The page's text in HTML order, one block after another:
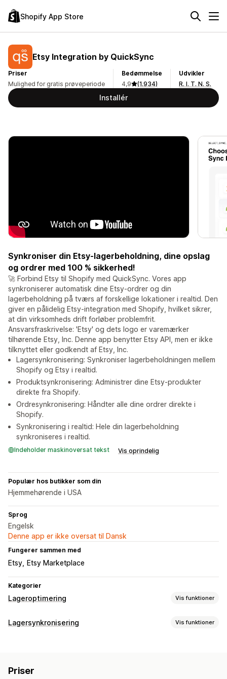
Shopify App Store
Etsy Integration by QuickSync
Priser
Mulighed for gratis prøveperiode
Bedømmelse
4,9
(1.934)
Udvikler
R. I. T. N. S.
Installér
Synkroniser din Etsy-lagerbeholdning, dine opslag
og ordrer med 100 % sikkerhed!
🚀 Forbind Etsy til Shopify med QuickSync. Vores app
synkroniserer automatisk dine Etsy-ordrer og din
lagerbeholdning på tværs af forskellige lokationer i realtid. Den
giver en pålidelig Etsy-integration med Shopify, hvilket sikrer,
at din virksomheds drift forløber problemfrit.
Ansvarsfraskrivelse: 'Etsy' og dets logo er varemærker
tilhørende Etsy, Inc. Denne app benytter Etsy API, men er ikke
tilknyttet eller godkendt af Etsy, Inc.
Lagersynkronisering: Synkroniser lagerbeholdningen mellem
Shopify og Etsy i realtid.
Produktsynkronisering: Administrer dine Etsy-produkter
direkte fra Shopify.
Ordresynkronisering: Håndter alle dine ordrer direkte i
Shopify.
Synkronisering i realtid: Hele din lagerbeholdning
synkroniseres i realtid.
Indeholder maskinoversat tekst Vis oprindelig
Populær hos butikker som din
Hjemmehørende i USA
Sprog
Engelsk
Denne app er ikke oversat til Dansk
Fungerer sammen med
Etsy Etsy Marketplace
Kategorier
Lageroptimering Vis funktioner
Lagerstyring
Automatisering af workflows
Lagersynkronisering Vis funktioner
Stregkoder
Priser